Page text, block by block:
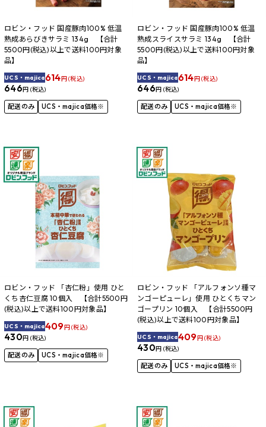
ロビン・フッド 国産豚肉100% 低温
熟成あらびきサラミ 134g 【合計
5500円(税込)以上で送料100円対象
品】
UCS・majica614円 (税込)
646円 (税込)
配送のみ UCS・majica価格※
ロビン・フッド 国産豚肉100% 低温
熟成スライスサラミ 134g 【合計
5500円(税込)以上で送料100円対象
品】
UCS・majica614円 (税込)
646円 (税込)
配送のみ UCS・majica価格※
ロビン・フッド 「杏仁粉」使用 ひと
くち杏仁豆腐 10個入 【合計5500円
(税込)以上で送料100円対象品】
UCS・majica409円 (税込)
430円 (税込)
配送のみ UCS・majica価格※
ロビン・フッド 「アルフォンソ種マ
ンゴーピューレ」使用 ひとくちマン
ゴープリン 10個入 【合計5500円
(税込)以上で送料100円対象品】
UCS・majica409円 (税込)
430円 (税込)
配送のみ UCS・majica価格※